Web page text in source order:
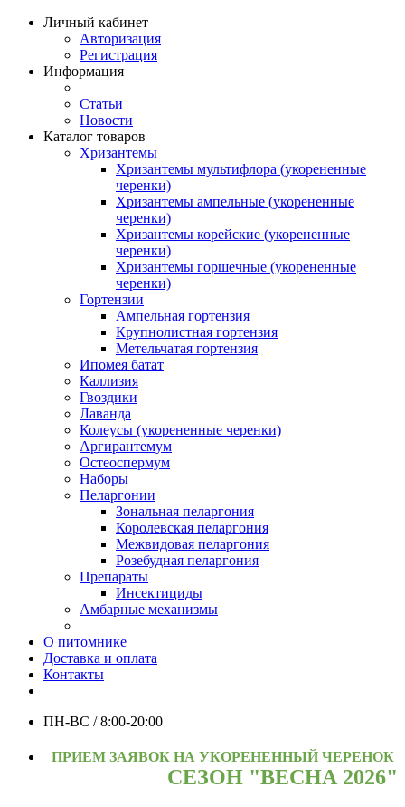
Личный кабинет
Авторизация
Регистрация
Информация
Статьи
Новости
Каталог товаров
Хризантемы
Хризантемы мультифлора (укорененные
черенки)
Хризантемы ампельные (укорененные
черенки)
Хризантемы корейские (укорененные
черенки)
Хризантемы горшечные (укорененные
черенки)
Гортензии
Ампельная гортензия
Крупнолистная гортензия
Метельчатая гортензия
Ипомея батат
Каллизия
Гвоздики
Лаванда
Колеусы (укорененные черенки)
Аргирантемум
Остеоспермум
Наборы
Пеларгонии
Зональная пеларгония
Королевская пеларгония
Межвидовая пеларгония
Розебудная пеларгония
Препараты
Инсектициды
Амбарные механизмы
О питомнике
Доставка и оплата
Контакты
ПН-ВС / 8:00-20:00
ПРИЕМ ЗАЯВОК НА УКОРЕНЕННЫЙ ЧЕРЕНОК
СЕЗОН "ВЕСНА 2026"